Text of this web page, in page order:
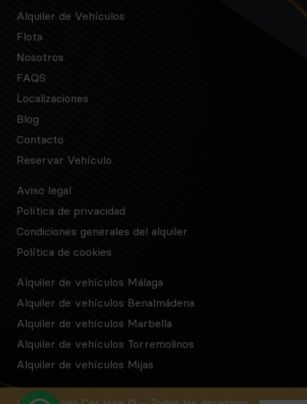
Alquiler de Vehículos
Flota
Nosotros
FAQS
Localizaciones
Blog
Contacto
Reservar Vehículo
Aviso legal
Política de privacidad
Condiciones generales del alquiler
Política de cookies
Alquiler de vehículos Málaga
Alquiler de vehículos Benalmádena
Alquiler de vehículos Marbella
Alquiler de vehículos Torremolinos
Alquiler de vehículos Mijas